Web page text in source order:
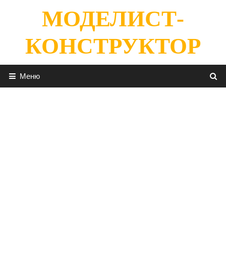
содержимомуМОДЕЛИСТ-
КОНСТРУКТОР
Меню